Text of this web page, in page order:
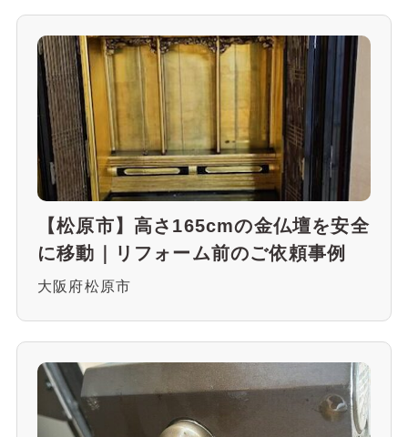
【松原市】高さ165cmの金仏壇を安全
に移動｜リフォーム前のご依頼事例
大阪府松原市